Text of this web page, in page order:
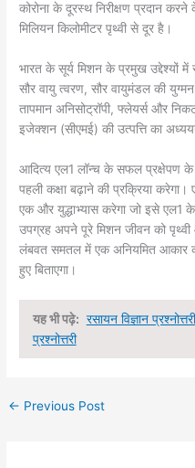
कोरोना के दूरस्थ निरीक्षण प्रदान
मिलियन किलोमीटर पृथ्वी से दूर है।
भारत के सूर्य मिशन के प्रमुख उद्देश्यों में
सौर वायु त्वरण, सौर वायुमंडल की
तापमान अनिसोट्रॉपी, फ्लेयर्स और
इजेक्शन (सीएमई) की उत्पत्ति का
आदित्य एल1 लॉन्च के सफल प्रक्षेपण के
पहली कक्षा बढ़ाने की प्रक्रिया
एक और युद्धाभ्यास करेगा जो इसे एल1
उपग्रह अपने पूरे मिशन जीवन को
लंबवत समतल में एक अनियमित आकार
हुए बिताएगा।
यह भी पढ़े: रसायन विज्ञान प्रश्नोत्तरी
प्रश्नोत्तरी
← Previous Post